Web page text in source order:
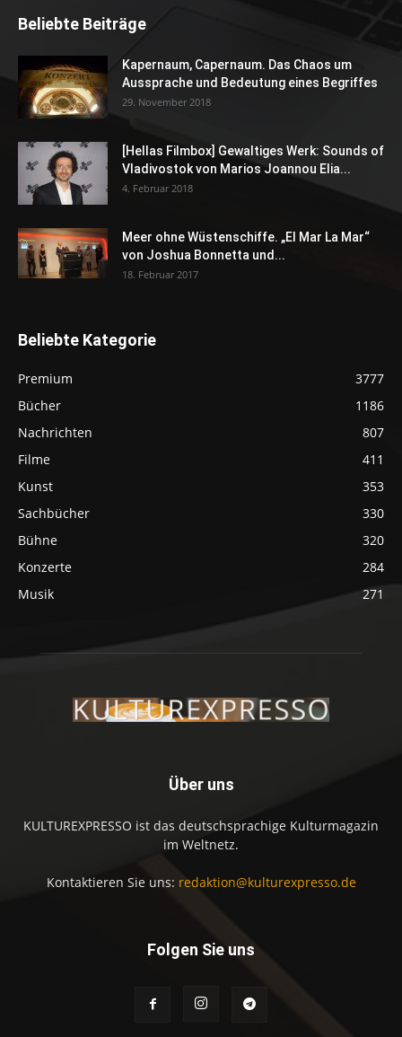
Beliebte Beiträge
Kapernaum, Capernaum. Das Chaos um
Aussprache und Bedeutung eines Begriffes
29. November 2018
[Hellas Filmbox] Gewaltiges Werk: Sounds of
Vladivostok von Marios Joannou Elia...
4. Februar 2018
Meer ohne Wüstenschiffe. „El Mar La Mar“
von Joshua Bonnetta und...
18. Februar 2017
Beliebte Kategorie
Premium
3777
Bücher
1186
Nachrichten
807
Filme
411
Kunst
353
Sachbücher
330
Bühne
320
Konzerte
284
Musik
271
Über uns
KULTUREXPRESSO ist das deutschsprachige Kulturmagazin
im Weltnetz.
Kontaktieren Sie uns: redaktion@kulturexpresso.de
Folgen Sie uns